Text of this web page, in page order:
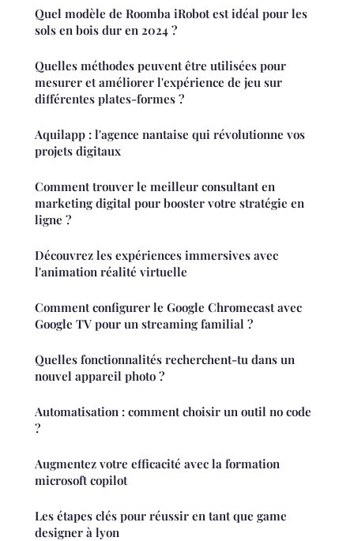
Quel modèle de Roomba iRobot est idéal pour les
sols en bois dur en 2024 ?
Quelles méthodes peuvent être utilisées pour
mesurer et améliorer l'expérience de jeu sur
différentes plates-formes ?
Aquilapp : l'agence nantaise qui révolutionne vos
projets digitaux
Comment trouver le meilleur consultant en
marketing digital pour booster votre stratégie en
ligne ?
Découvrez les expériences immersives avec
l'animation réalité virtuelle
Comment configurer le Google Chromecast avec
Google TV pour un streaming familial ?
Quelles fonctionnalités recherchent-tu dans un
nouvel appareil photo ?
Automatisation : comment choisir un outil no code
?
Augmentez votre efficacité avec la formation
microsoft copilot
Les étapes clés pour réussir en tant que game
designer à lyon